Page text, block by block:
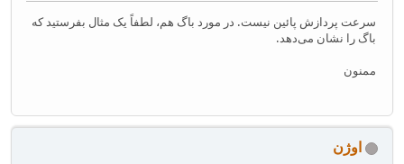
سرعت پردازش پائین نیست. در مورد باگ هم، لطفاً یک مثال بفرستید که
باگ را نشان می‌دهد.
ممنون
اوژن